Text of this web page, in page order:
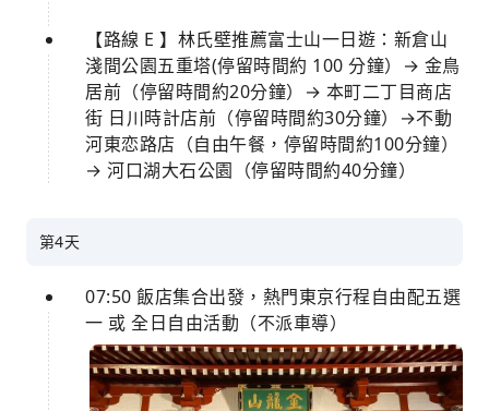
【路線 E 】林氏壁推薦富士山一日遊：新倉山
淺間公園五重塔(停留時間約 100 分鐘）→ 金鳥
居前（停留時間約20分鐘）→ 本町二丁目商店
街 日川時計店前（停留時間約30分鐘）→不動
河東恋路店（自由午餐，停留時間約100分鐘）
→ 河口湖大石公園（停留時間約40分鐘）
第4天
07:50 飯店集合出發，熱門東京行程自由配五選
一 或 全日自由活動（不派車導）